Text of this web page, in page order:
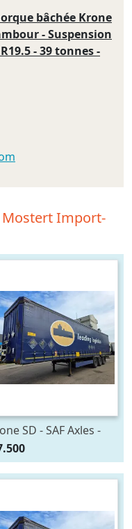
bâchée Krone
- Suspension
- 39 tonnes -
Mostert Import-
SD - SAF Axles -
Brakes Luchtvering
Zijschotten -
Ton - Meerdere